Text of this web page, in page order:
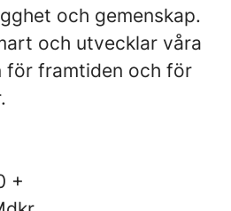
och gemenskap.
och utvecklar våra
för framtiden och för
+